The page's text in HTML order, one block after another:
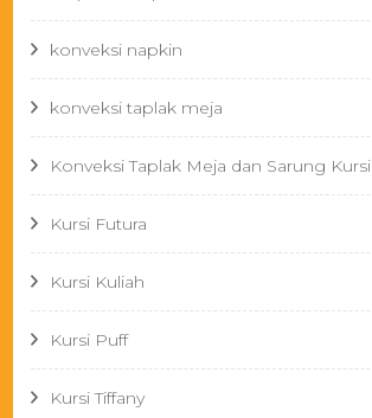
konveksi napkin
konveksi taplak meja
Konveksi Taplak Meja dan Sarung Kursi
Kursi Futura
Kursi Kuliah
Kursi Puff
Kursi Tiffany